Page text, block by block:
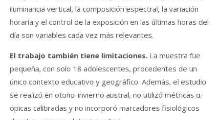
iluminancia vertical, la composición espectral, la variación
horaria y el control de la exposición en las últimas horas del
día son variables cada vez más relevantes.
El trabajo también tiene limitaciones. La muestra fue
pequeña, con solo 18 adolescentes, procedentes de un
único contexto educativo y geográfico. Además, el estudio
se realizó en otoño-invierno austral, no utilizó métricas α-
ópicas calibradas y no incorporó marcadores fisiológicos